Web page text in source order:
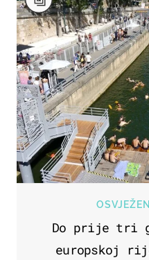
Do prije tri
europskoj